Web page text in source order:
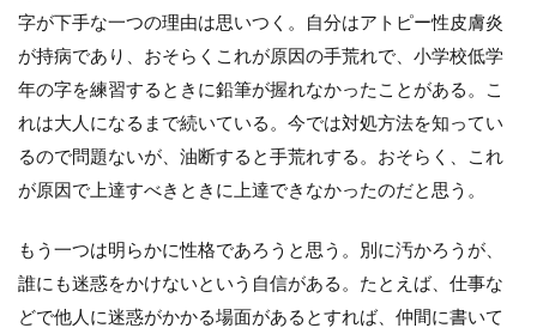
字が下手な一つの理由は思いつく。自分はアトピー性皮膚炎
が持病であり、おそらくこれが原因の手荒れで、小学校低学
年の字を練習するときに鉛筆が握れなかったことがある。こ
れは大人になるまで続いている。今では対処方法を知ってい
るので問題ないが、油断すると手荒れする。おそらく、これ
が原因で上達すべきときに上達できなかったのだと思う。
もう一つは明らかに性格であろうと思う。別に汚かろうが、
誰にも迷惑をかけないという自信がある。たとえば、仕事な
どで他人に迷惑がかかる場面があるとすれば、仲間に書いて